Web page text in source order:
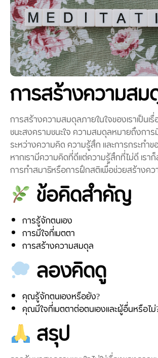
การสร้างความส
การสร้างความสมดุลภายในใจของเราเป็นเ
ชนะสงครามชนะใจ ความสมดุลหมายถึงกา
ระหว่างความคิด ความรู้สึก และการกระทำข
หากเรามีความคิดที่ดีแต่ความรู้สึกที่ไม่ดี เรา
การทำสมาธิหรือการฝึกสติเพื่อช่วยสร้างค
ข้อคิดสำคัญ
การรู้จักตนเอง
การมีใจที่เมตตา
การสร้างความสมดุล
ลองคิดดู
คุณรู้จักตนเองหรือยัง?
คุณมีใจที่เมตตาต่อตนเองและผู้อื่นหรือไม่
สรุป